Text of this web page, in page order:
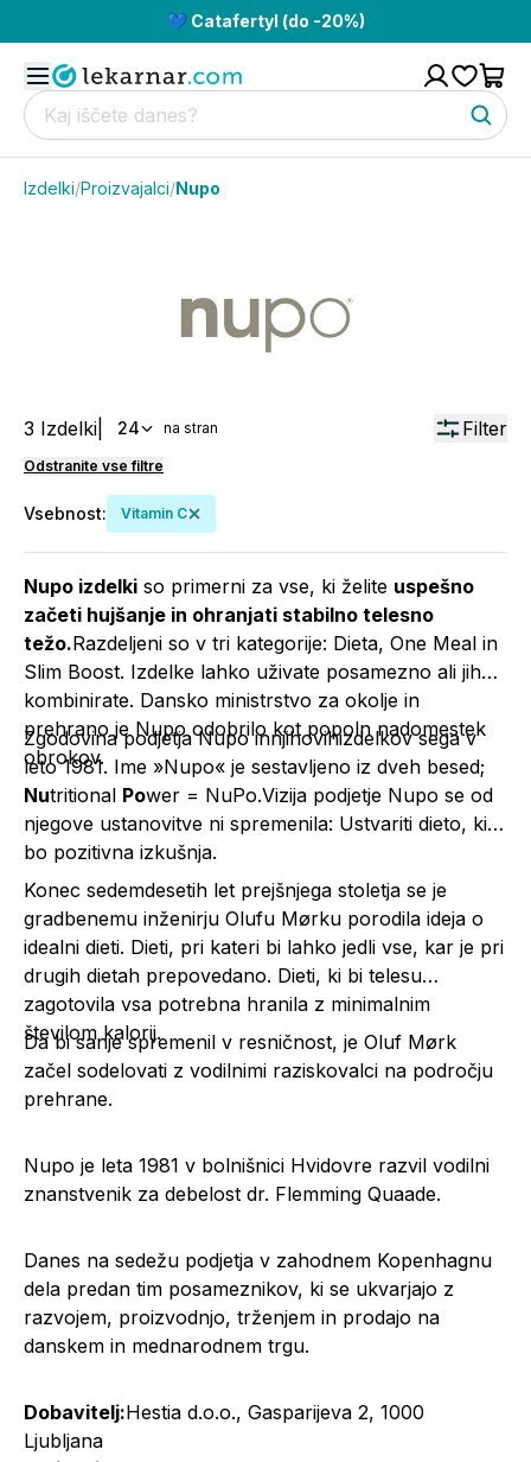
💙 Catafertyl (do -20%)
Izdelki/Proizvajalci/Nupo
3 Izdelki 24 na stran Filter
Odstranite vse filtre
Vsebnost: Vitamin C
Nupo izdelki so primerni za vse, ki želite uspešno
začeti hujšanje in ohranjati stabilno telesno
težo.Razdeljeni so v tri kategorije: Dieta, One Meal in
Slim Boost. Izdelke lahko uživate posamezno ali jih
kombinirate. Dansko ministrstvo za okolje in
prehrano je Nupo odobrilo kot popoln nadomestek
obrokov.
Zgodovina podjetja Nupo innjihovihizdelkov sega v
leto 1981. Ime »Nupo« je sestavljeno iz dveh besed;
Nutritional Power = NuPo.Vizija podjetje Nupo se od
njegove ustanovitve ni spremenila: Ustvariti dieto, ki
bo pozitivna izkušnja.
Konec sedemdesetih let prejšnjega stoletja se je
gradbenemu inženirju Olufu Mørku porodila ideja o
idealni dieti. Dieti, pri kateri bi lahko jedli vse, kar je pri
drugih dietah prepovedano. Dieti, ki bi telesu
zagotovila vsa potrebna hranila z minimalnim
številom kalorij.
Da bi sanje spremenil v resničnost, je Oluf Mørk
začel sodelovati z vodilnimi raziskovalci na področju
prehrane.
Nupo je leta 1981 v bolnišnici Hvidovre razvil vodilni
znanstvenik za debelost dr. Flemming Quaade.
Danes na sedežu podjetja v zahodnem Kopenhagnu
dela predan tim posameznikov, ki se ukvarjajo z
razvojem, proizvodnjo, trženjem in prodajo na
danskem in mednarodnem trgu.
Dobavitelj:Hestia d.o.o., Gasparijeva 2, 1000
Ljubljana